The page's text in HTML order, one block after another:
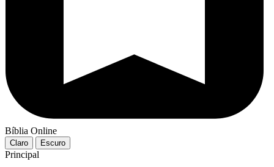
Bíblia Online
Claro Escuro
Principal